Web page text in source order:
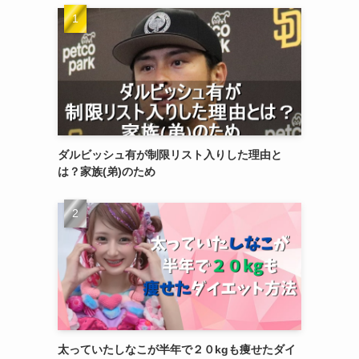
ダルビッシュ有が制限リスト入りした理由と
は？家族(弟)のため
太っていたしなこが半年で２０kgも痩せたダイ